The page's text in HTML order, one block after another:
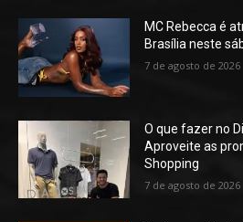
MC Rebecca é
Brasília neste
7 de agosto de 2026
O que fazer no
Aproveite as
Shopping
7 de agosto de 2026